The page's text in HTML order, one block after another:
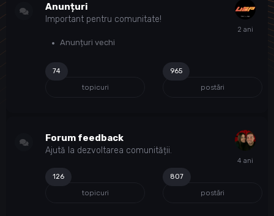
Anunțuri
Important pentru comunitate!
Anunțuri vechi
74
topicuri
965
postări
Forum feedback
Ajută la dezvoltarea comunității.
126
topicuri
807
postări